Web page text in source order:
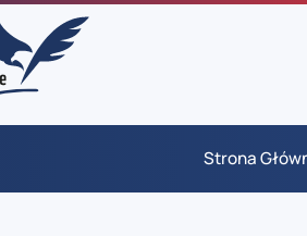
Strona